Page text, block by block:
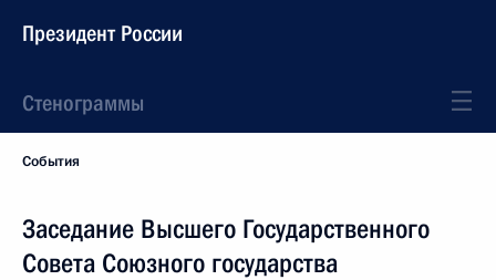
Президент России
Стенограммы
События
Заседание Высшего Государственного
Совета Союзного государства